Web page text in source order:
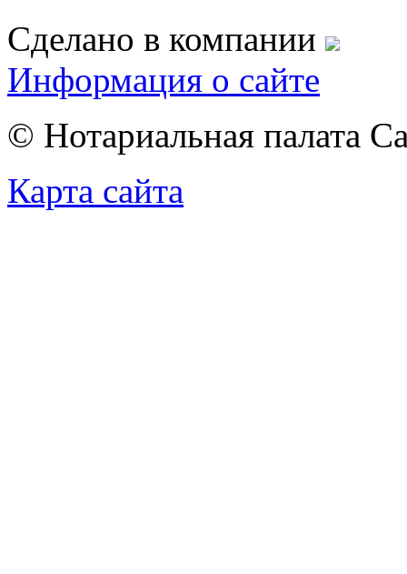
Сделано в компании
Информация о сайте
© Нотариальная палата
Карта сайта